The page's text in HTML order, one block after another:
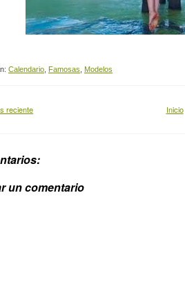
Calendario Famosas Modelos
reciente Inicio
un comentario